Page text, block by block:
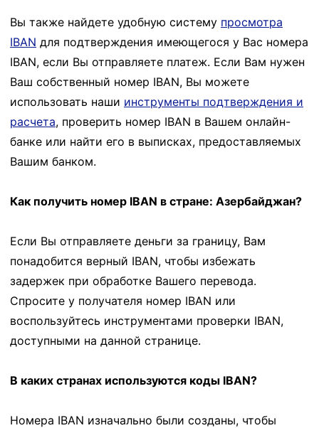
Вы также найдете удобную систему просмотра
IBAN для подтверждения имеющегося у Вас номера
IBAN, если Вы отправляете платеж. Если Вам нужен
Ваш собственный номер IBAN, Вы можете
использовать наши инструменты подтверждения и
расчета, проверить номер IBAN в Вашем онлайн-
банке или найти его в выписках, предоставляемых
Вашим банком.
Как получить номер IBAN в стране: Азербайджан?
Если Вы отправляете деньги за границу, Вам
понадобится верный IBAN, чтобы избежать
задержек при обработке Вашего перевода.
Спросите у получателя номер IBAN или
воспользуйтесь инструментами проверки IBAN,
доступными на данной странице.
В каких странах используются коды IBAN?
Номера IBAN изначально были созданы, чтобы